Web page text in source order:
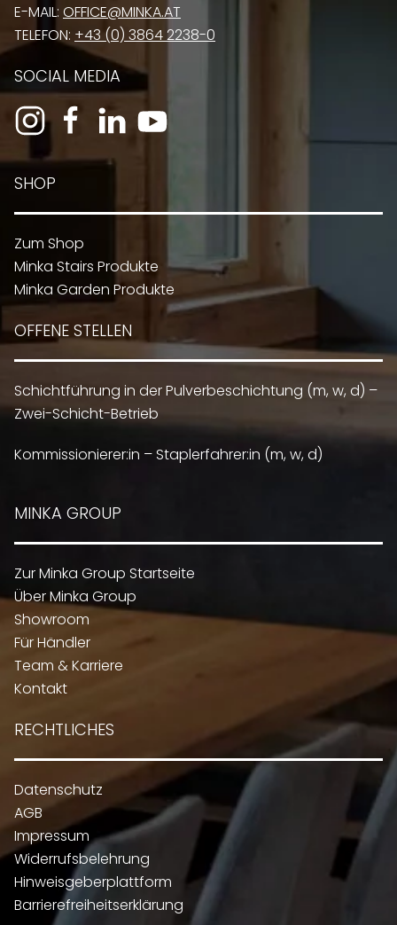
E-MAIL: OFFICE@MINKA.AT
TELEFON: +43 (0) 3864 2238-0
SOCIAL MEDIA
SHOP
Zum Shop
Minka Stairs Produkte
Minka Garden Produkte
OFFENE STELLEN
Schichtführung in der Pulverbeschichtung (m, w, d) –
Zwei-Schicht-Betrieb
Kommissionierer:in – Staplerfahrer:in (m, w, d)
MINKA GROUP
Zur Minka Group Startseite
Über Minka Group
Showroom
Für Händler
Team & Karriere
Kontakt
RECHTLICHES
Datenschutz
AGB
Impressum
Widerrufsbelehrung
Hinweisgeberplattform
Barrierefreiheitserklärung